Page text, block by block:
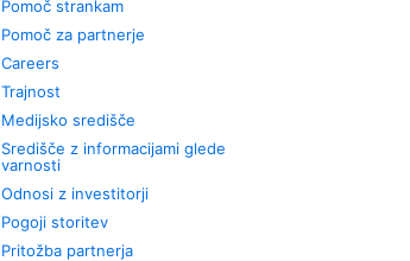
Pomoč strankam
Pomoč za partnerje
Careers
Trajnost
Medijsko središče
Središče z informacijami glede
varnosti
Odnosi z investitorji
Pogoji storitev
Pritožba partnerja